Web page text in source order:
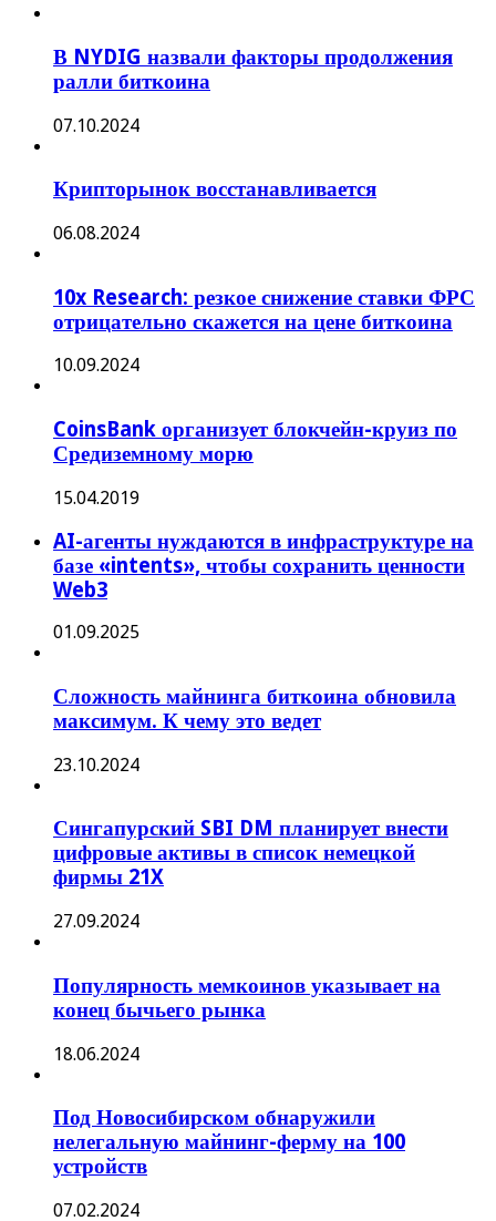
В NYDIG назвали факторы продолжения
ралли биткоина
07.10.2024
Крипторынок восстанавливается
06.08.2024
10x Research: резкое снижение ставки ФРС
отрицательно скажется на цене биткоина
10.09.2024
CoinsBank организует блокчейн-круиз по
Средиземному морю
15.04.2019
AI-агенты нуждаются в инфраструктуре на
базе «intents», чтобы сохранить ценности
Web3
01.09.2025
Сложность майнинга биткоина обновила
максимум. К чему это ведет
23.10.2024
Сингапурский SBI DM планирует внести
цифровые активы в список немецкой
фирмы 21X
27.09.2024
Популярность мемкоинов указывает на
конец бычьего рынка
18.06.2024
Под Новосибирском обнаружили
нелегальную майнинг-ферму на 100
устройств
07.02.2024